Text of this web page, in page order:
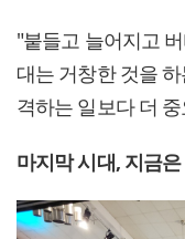
"붙들고 늘어지고
대는 거창한 것을
격하는 일보다 더
마지막 시대, 지금